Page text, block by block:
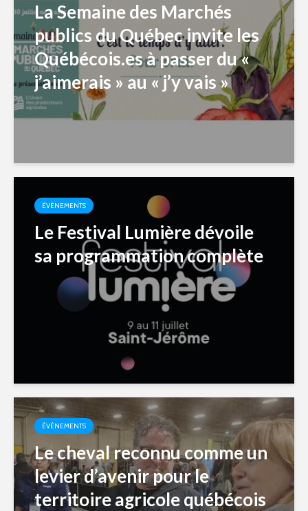
La Semaine des Marchés
publics du Québec invite les
Québécois.es à passer du «
j’aimerais » au « j’y vais »
ÉVÉNEMENTS
Le Festival Lumière dévoile
sa programmation complète
ÉVÉNEMENTS
Le cheval reconnu comme un
levier d’avenir pour le
territoire agricole québécois